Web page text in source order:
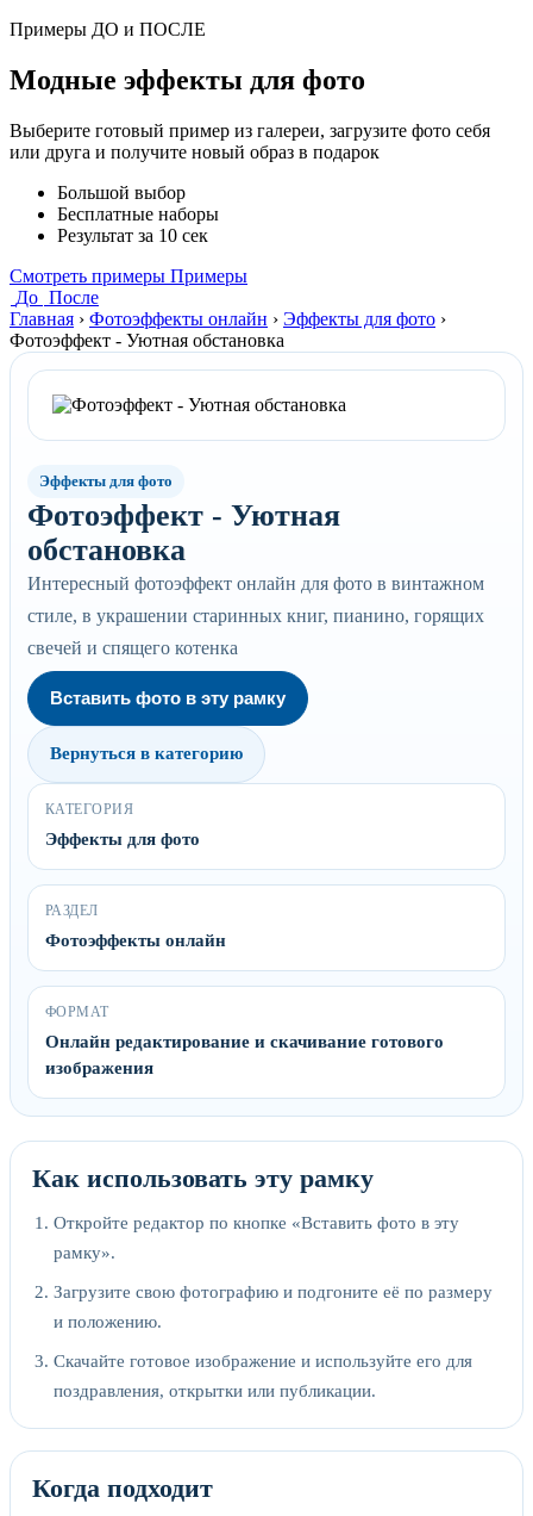
Примеры ДО и ПОСЛЕ
Модные эффекты для фото
Выберите готовый пример из галереи, загрузите фото себя
или друга и получите новый образ в подарок
Большой выбор
Бесплатные наборы
Результат за 10 сек
Смотреть примеры Примеры
До После
Главная › Фотоэффекты онлайн › Эффекты для фото ›
Фотоэффект - Уютная обстановка
Эффекты для фото
Фотоэффект - Уютная
обстановка
Интересный фотоэффект онлайн для фото в винтажном
стиле, в украшении старинных книг, пианино, горящих
свечей и спящего котенка
Вставить фото в эту рамку
Вернуться в категорию
КАТЕГОРИЯ
Эффекты для фото
РАЗДЕЛ
Фотоэффекты онлайн
ФОРМАТ
Онлайн редактирование и скачивание готового
изображения
Как использовать эту рамку
Откройте редактор по кнопке «Вставить фото в эту
рамку».
Загрузите свою фотографию и подгоните её по размеру
и положению.
Скачайте готовое изображение и используйте его для
поздравления, открытки или публикации.
Когда подходит